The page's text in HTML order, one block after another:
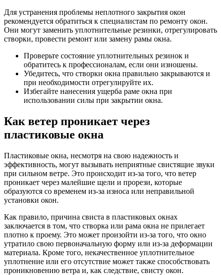
Для устранения проблемы неплотного закрытия окон
рекомендуется обратиться к специалистам по ремонту окон.
Они могут заменить уплотнительные резинки, отрегулировать
створки, провести ремонт или замену рамы окна.
Проверьте состояние уплотнительных резинок и
обратитесь к профессионалам, если они изношены.
Убедитесь, что створки окна правильно закрываются и
при необходимости отрегулируйте их.
Избегайте нанесения ущерба раме окна при
использовании силы при закрытии окна.
Как ветер проникает через
пластиковые окна
Пластиковые окна, несмотря на свою надежность и
эффективность, могут вызывать неприятные свистящие звуки
при сильном ветре. Это происходит из-за того, что ветер
проникает через малейшие щели и прорези, которые
образуются со временем из-за износа или неправильной
установки окон.
Как правило, причина свиста в пластиковых окнах
заключается в том, что створка или рама окна не прилегает
плотно к проему. Это может произойти из-за того, что окно
утратило свою первоначальную форму или из-за деформации
материала. Кроме того, некачественное уплотнительное
уплотнение или его отсутствие может также способствовать
проникновению ветра и, как следствие, свисту окон.